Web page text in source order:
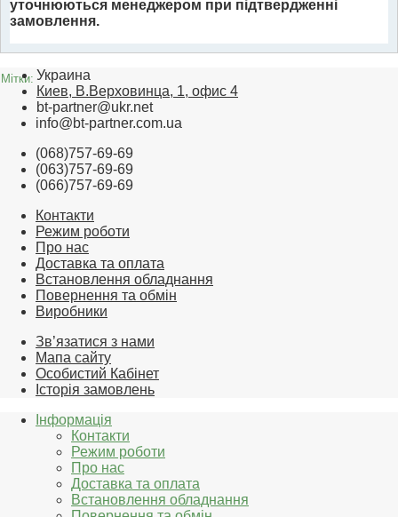
уточнюються менеджером при підтвердженні
замовлення.
Мітки: Украина
Киев, В.Верховинца, 1, офис 4
bt-partner@ukr.net
info@bt-partner.com.ua
(068)757-69-69
(063)757-69-69
(066)757-69-69
Контакти
Режим роботи
Про нас
Доставка та оплата
Встановлення обладнання
Повернення та обмін
Виробники
Зв’язатися з нами
Мапа сайту
Особистий Кабінет
Історія замовлень
Інформація
Контакти
Режим роботи
Про нас
Доставка та оплата
Встановлення обладнання